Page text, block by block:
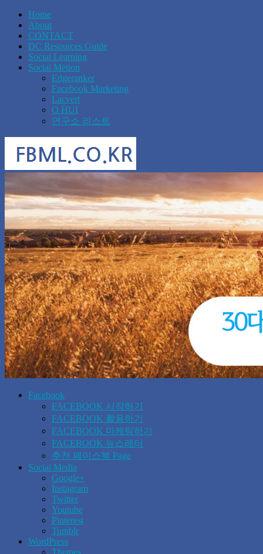
Home
About
CONTACT
DC Resources Guide
Social Learning
Social Metion
Edgeranker
Facebook Marketing
Lacvert
O HUI
연구소 리스트
Facebook
FACEBOOK 시작하기
FACEBOOK 활용하기
FACEBOOK 마케팅하기
FACEBOOK 뉴스레터
추천 페이스북 Page
Social Media
Google+
Instagram
Twitter
Youtube
Pinterest
Tumblr
WordPress
Themes